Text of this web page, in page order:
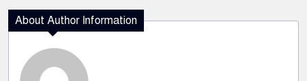
About Author Information